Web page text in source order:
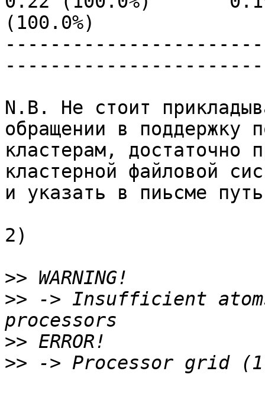
(100.0%)
N.B. Не стоит
обращении в поддержку
кластерам, достаточно
кластерной файловой
и указать в пиьсме
2)
>>
>> -> Insufficient
>>
>>